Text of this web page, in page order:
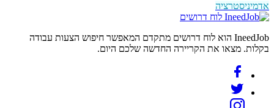
אדמיניסטרציה
לוח דרושים
IneedJob הוא לוח דרושים מתקדם המאפשר חיפוש הצעות עבודה
בקלות. מצאו את הקריירה החדשה שלכם היום.